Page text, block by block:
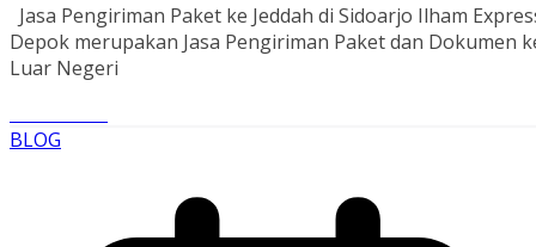
Jasa Pengiriman Paket ke Jeddah di Sidoarjo Ilham
Depok merupakan Jasa Pengiriman Paket dan Dokumen
Luar Negeri
BLOG